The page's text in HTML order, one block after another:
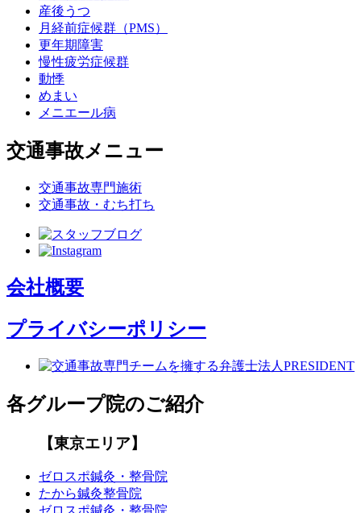
産後うつ
月経前症候群（PMS）
更年期障害
慢性疲労症候群
動悸
めまい
メニエール病
交通事故メニュー
交通事故専門施術
交通事故・むち打ち
会社概要
プライバシーポリシー
各グループ院のご紹介
【東京エリア】
ゼロスポ鍼灸・整骨院
たから鍼灸整骨院